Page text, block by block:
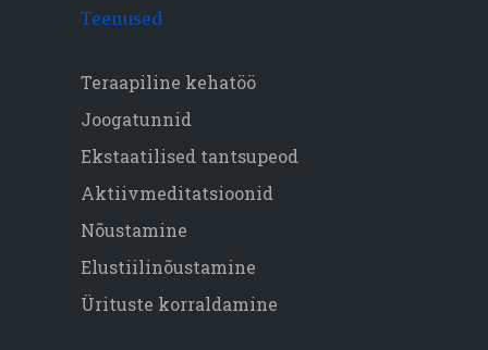
Teenused
Teraapiline kehatöö
Joogatunnid
Ekstaatilised tantsupeod
Aktiivmeditatsioonid
Nõustamine
Elustiilinõustamine
Ürituste korraldamine